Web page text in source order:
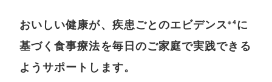
おいしい健康が、疾患ごとのエビデンス※4に
基づく食事療法を毎日のご家庭で実践できる
ようサポートします。